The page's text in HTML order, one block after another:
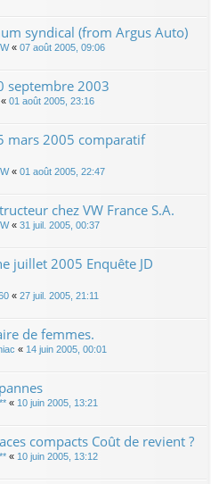
syndical (from Argus Auto)
« 07 août 2005, 09:06
septembre 2003
« 01 août 2005, 23:16
mars 2005 comparatif
« 01 août 2005, 22:47
chez VW France S.A.
« 31 juil. 2005, 00:37
juillet 2005 Enquête JD
« 27 juil. 2005, 21:11
de femmes.
« 14 juin 2005, 00:01
« 10 juin 2005, 13:21
compacts Coût de revient ?
« 10 juin 2005, 13:12